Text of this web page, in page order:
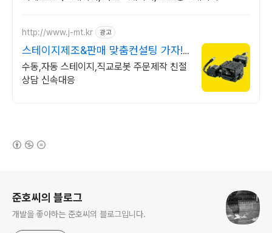
http://www.j-mt.kr 광고
스테이지제조&판매 맞춤컨설팅 가자!
스테이지 세계로
수동,자동 스테이지,직교로봇 주문제작 친절
상담 신속대응
준호씨의 블로그
개발을 좋아하는 준호씨의 블로그입니다.